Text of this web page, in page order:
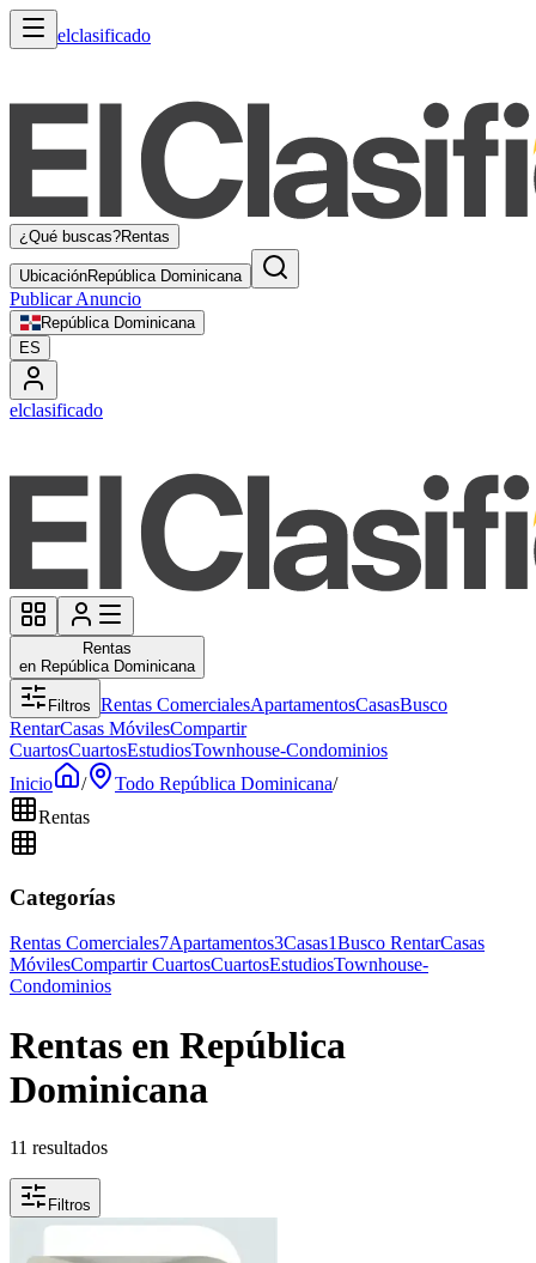
elclasificado
¿Qué buscas?Rentas
UbicaciónRepública Dominicana
Publicar Anuncio
República Dominicana
ES
elclasificado
Rentas
en República Dominicana
Filtros Rentas ComercialesApartamentosCasasBusco
RentarCasas MóvilesCompartir
CuartosCuartosEstudiosTownhouse-Condominios
Inicio
/ Todo República Dominicana/
Rentas
Categorías
Rentas Comerciales7Apartamentos3Casas1Busco RentarCasas
MóvilesCompartir CuartosCuartosEstudiosTownhouse-
Condominios
Rentas en República
Dominicana
11 resultados
Filtros